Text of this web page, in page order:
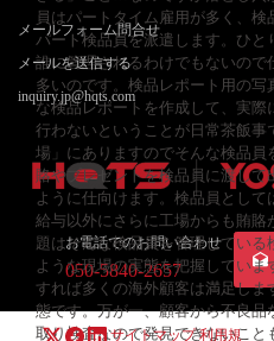
員はパートタイム雇用が多く、
パート検品員を派遣します。ひ
誰に管理されるわけでもないので
多いのです。検品レポート用の
な検品レポートを作成して、実
行わないということが日常茶飯事
場」にありますのでそんな検品
賂やプレゼントを検品員に渡し
ように仕向けます。検品員とし
給与以外にさらに工場からも賄
題はそんな検品員を管理してい
ような現場の実態を把握してい
すれば多くの海外顧客は満足し
態です。万が一、顧客から不良
取り検査なので発見できないこと
メールフォーム問合せ
メールを送信する
inquiry.jp@hqts.com
お電話でのお問い合わせ
050-5840-2657
サイトマップ 利用規